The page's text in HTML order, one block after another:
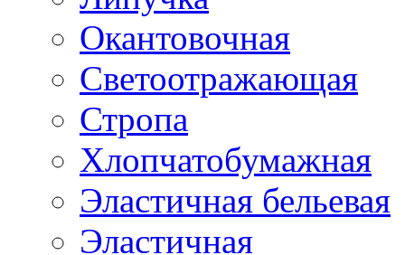
Окантовочная
Светоотражающая
Стропа
Хлопчатобумажная
Эластичная бельевая
Эластичная